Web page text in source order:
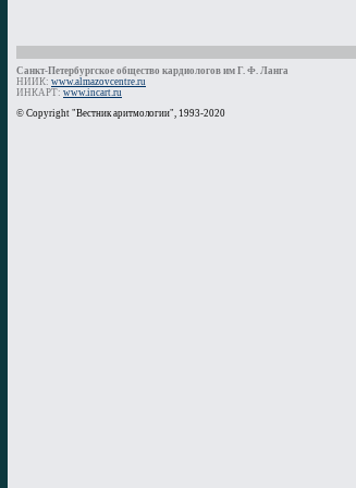
Санкт-Петербургское общество кардиологов им Г. Ф. Ланга
НИИК: www.almazovcentre.ru
ИНКАРТ: www.incart.ru
© Copyright "Вестник аритмологии", 1993-2020